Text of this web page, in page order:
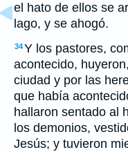
el hato de ellos se
lago, y se ahogó.
34Y los pastores,
acontecido,
ciudad y por las
que había
hallaron sentado al
los demonios,
Jesús; y tuvieron